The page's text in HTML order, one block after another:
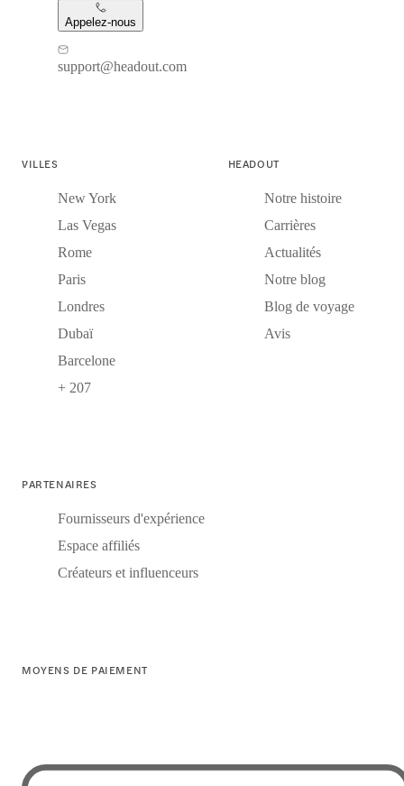
Appelez-nous
support@headout.com
VILLES
New York
Las Vegas
Rome
Paris
Londres
Dubaï
Barcelone
+ 207
HEADOUT
Notre histoire
Carrières
Actualités
Notre blog
Blog de voyage
Avis
PARTENAIRES
Fournisseurs d'expérience
Espace affiliés
Créateurs et influenceurs
MOYENS DE PAIEMENT